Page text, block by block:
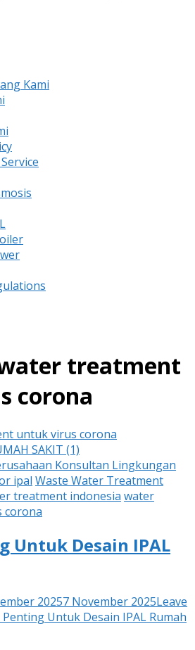
Kami
treatment
corona
untuk virus corona
Konsultan Lingkungan
ipal Waste Water Treatment
treatment indonesia water
corona
Untuk Desain IPAL
20257 November 2025Leave
Untuk Desain IPAL Rumah